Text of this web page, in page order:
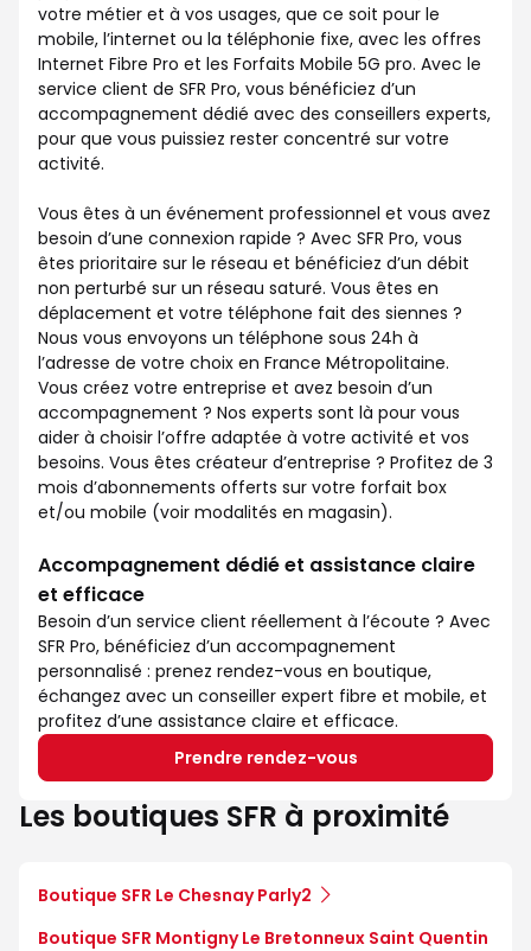
votre métier et à vos usages, que ce soit pour le
mobile, l’internet ou la téléphonie fixe, avec les offres
Internet Fibre Pro et les Forfaits Mobile 5G pro. Avec le
service client de SFR Pro, vous bénéficiez d’un
accompagnement dédié avec des conseillers experts,
pour que vous puissiez rester concentré sur votre
activité.
Vous êtes à un événement professionnel et vous avez
besoin d’une connexion rapide ? Avec SFR Pro, vous
êtes prioritaire sur le réseau et bénéficiez d’un débit
non perturbé sur un réseau saturé. Vous êtes en
déplacement et votre téléphone fait des siennes ?
Nous vous envoyons un téléphone sous 24h à
l’adresse de votre choix en France Métropolitaine.
Vous créez votre entreprise et avez besoin d’un
accompagnement ? Nos experts sont là pour vous
aider à choisir l’offre adaptée à votre activité et vos
besoins. Vous êtes créateur d’entreprise ? Profitez de 3
mois d’abonnements offerts sur votre forfait box
et/ou mobile (voir modalités en magasin).
Accompagnement dédié et assistance claire
et efficace
Besoin d’un service client réellement à l’écoute ? Avec
SFR Pro, bénéficiez d’un accompagnement
personnalisé : prenez rendez-vous en boutique,
échangez avec un conseiller expert fibre et mobile, et
profitez d’une assistance claire et efficace.
Prendre rendez-vous
Les boutiques SFR à proximité
Boutique SFR Le Chesnay Parly2
Boutique SFR Montigny Le Bretonneux Saint Quentin